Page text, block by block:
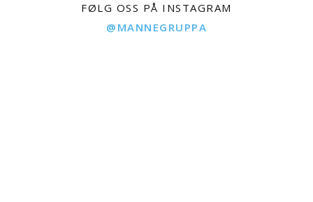
FØLG OSS PÅ INSTAGRAM
@MANNEGRUPPA